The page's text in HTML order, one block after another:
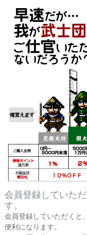
会員登録していた
す。
会員登録していただくと
便利になります。